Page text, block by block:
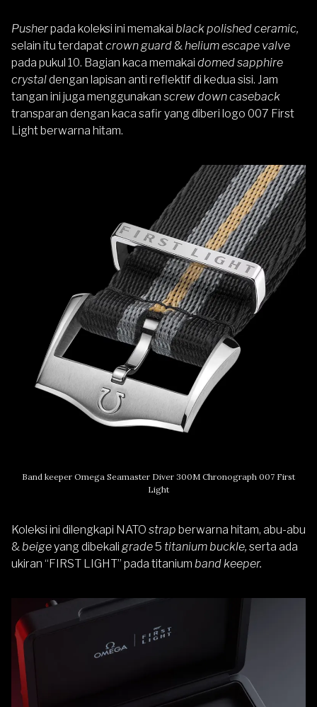
Pusherpada koleksi ini memakai black polished ceramic,
selain itu terdapatcrown guard &helium escape valve
pada pukul 10. Bagian kaca memakai domed sapphire
crystaldengan lapisan anti reflektif di kedua sisi. Jam
tangan ini juga menggunakan screw down caseback
transparan dengan kaca safir yang diberi logo 007 First
Light berwarna hitam.
Band keeper Omega Seamaster Diver 300M Chronograph 007 First
Light
Koleksi ini dilengkapi NATO strap berwarna hitam, abu-abu
&beigeyang dibekali grade5 titanium buckle, serta ada
ukiran “FIRST LIGHT” pada titanium band keeper.